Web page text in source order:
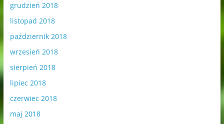
grudzień 2018
listopad 2018
październik 2018
wrzesień 2018
sierpień 2018
lipiec 2018
czerwiec 2018
maj 2018